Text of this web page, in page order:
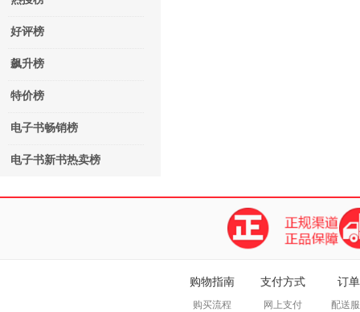
好评榜
飙升榜
特价榜
电子书畅销榜
电子书新书热卖榜
购物指南
购买流程
支付方式
网上支付
订
配送